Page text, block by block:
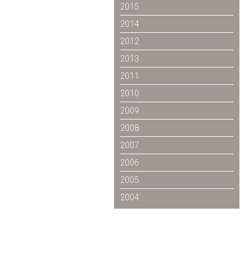
2015
2014
2012
2013
2011
2010
2009
2008
2007
2006
2005
2004